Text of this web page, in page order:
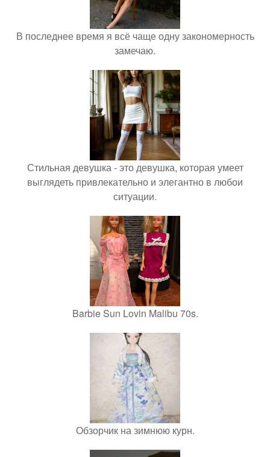
В последнее время я всё чаще одну закономерность
замечаю.
Стильная девушка - это девушка, которая умеет
выглядеть привлекательно и элегантно в любои
ситуации.
Barbie Sun Lovin Malibu 70s.
Обзорчик на зимнюю курн.